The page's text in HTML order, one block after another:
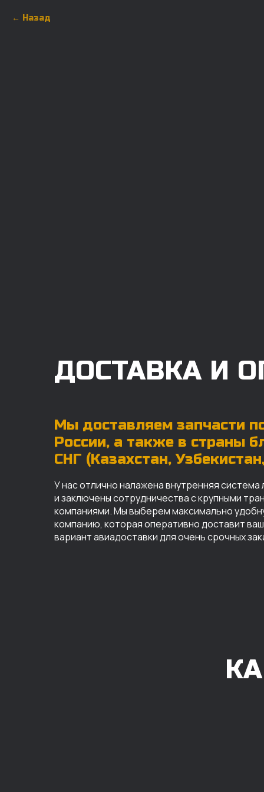
Назад
ДОСТАВКА И
Мы доставляем запчасти
России, а также в страны
СНГ (Казахстан,
У нас отлично налажена внутренняя система
и заключены сотрудничества с крупными
компаниями. Мы выберем максимально
компанию, которая оперативно доставит ваш
вариант авиадоставки для очень срочных